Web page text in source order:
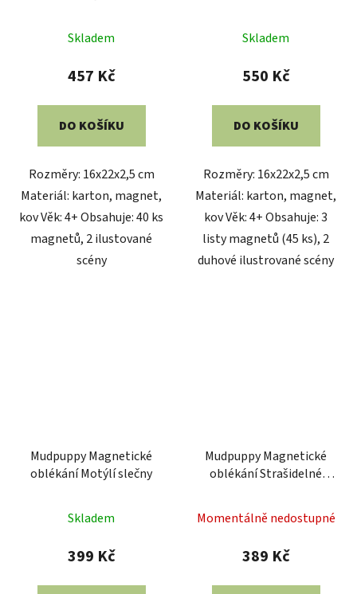
Skladem
457 Kč
DO KOŠÍKU
Rozměry: 16x22x2,5 cm
Materiál: karton, magnet,
kov Věk: 4+ Obsahuje: 40 ks
magnetů, 2 ilustované
scény
Skladem
550 Kč
DO KOŠÍKU
Rozměry: 16x22x2,5 cm
Materiál: karton, magnet,
kov Věk: 4+ Obsahuje: 3
listy magnetů (45 ks), 2
duhové ilustrované scény
Mudpuppy Magnetické
oblékání Motýlí slečny
Skladem
399 Kč
Mudpuppy Magnetické
oblékání Strašidelné
Momentálně nedostupné
389 Kč